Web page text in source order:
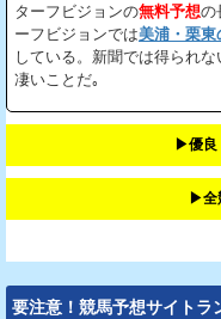
ターフビジョンの無料予想の
ーフビジョンでは美浦・栗東
している。新聞では得られ
凄いことだ｡
▶︎優良
▶︎全
要注意！競馬予想サイトラ